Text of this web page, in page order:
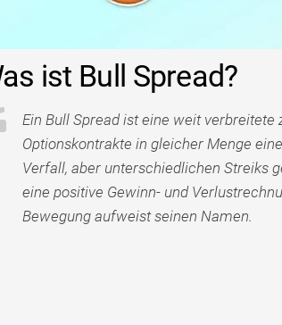
ist Bull Spread?
Ein Bull Spread ist eine weit
Optionskontrakte in gleicher Menge
Verfall, aber unterschiedlichen Streiks
eine positive Gewinn- und
Bewegung aufweist seinen Namen.